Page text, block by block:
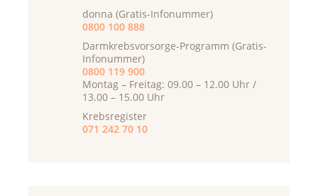
donna (Gratis-Infonummer)
0800 100 888
Darmkrebsvorsorge-Programm (Gratis-
Infonummer)
0800 119 900
Montag – Freitag: 09.00 – 12.00 Uhr /
13.00 – 15.00 Uhr
Krebsregister
071 242 70 10